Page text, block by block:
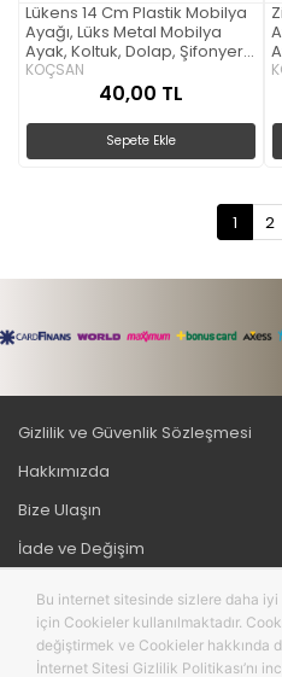
Lükens 14 Cm Plastik Mobilya
Ayağı, Lüks Metal Mobilya
Ayak, Koltuk, Dolap, Şifonyer
Ayak
KOÇSAN
40,00 TL
Sepete Ekle
1 2
Gizlilik ve Güvenlik Sözleşmesi
Hakkımızda
Bize Ulaşın
İade ve Değişim
Bu internet sitesinde sizlere daha
için Cookieler kullanılmaktadır.
değiştirmek ve Cookieler hakkında
İnternet Sitesi Gizlilik Politikası’nı